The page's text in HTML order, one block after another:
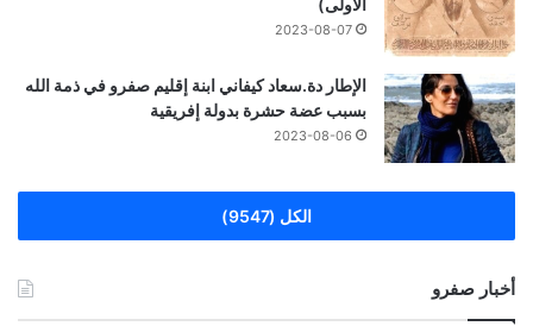
الأولى)
2023-08-07
الإطار دة.سعاد كيفاني ابنة إقليم صفرو في ذمة الله
بسبب عضة حشرة بدولة إفريقية
2023-08-06
الكل (9547)
أخبار صفرو